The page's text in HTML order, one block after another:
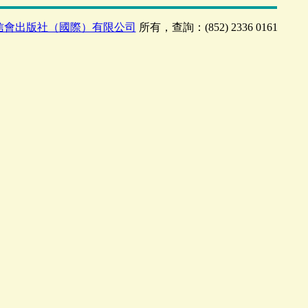
會出版社（國際）有限公司 所有，查詢：(852) 2336 0161